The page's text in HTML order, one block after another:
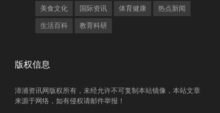
美食文化 国际资讯 体育健康 热点新闻
生活百科 教育科研
版权信息
漳浦资讯网版权所有，未经允许不可复制本站镜像，本站文章
来源于网络，如有侵权请邮件举报！